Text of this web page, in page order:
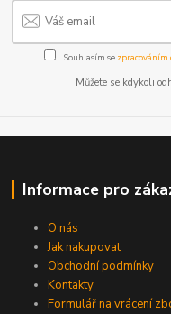
Souhlasím se zpracováním
Můžete se kdykoli
Informace pro
O nás
Jak nakupovat
Obchodní podmínky
Kontakty
Formulář na vrácení